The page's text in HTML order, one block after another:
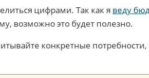
цифрами. Так как я веду
возможно это будет полезно.
конкретные